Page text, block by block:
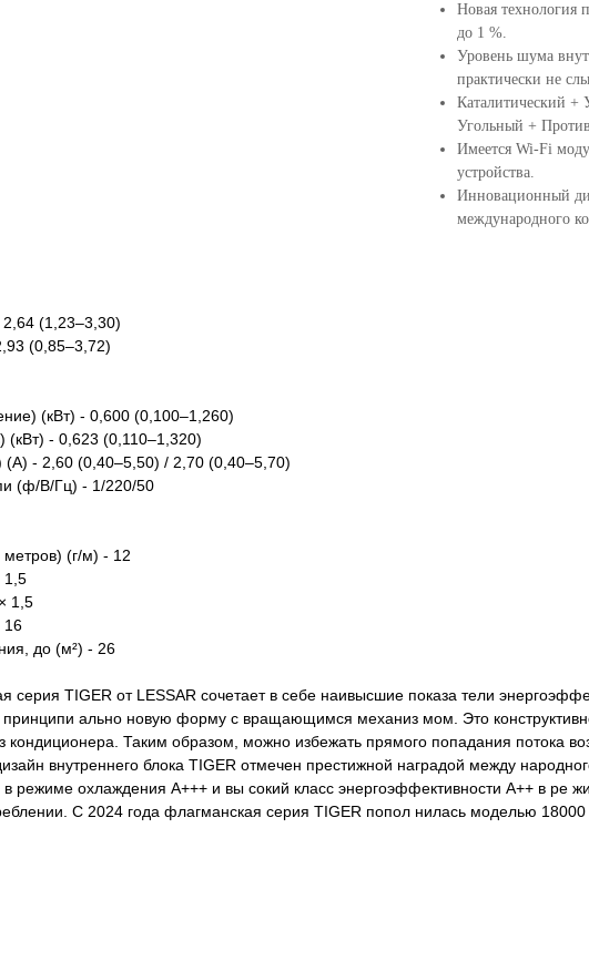
Новая технология
до 1 %.
Уровень шума
практически не
Каталитический +
Угольный +
Имеется Wi-Fi
устройства.
Инновационный
международного
2,64 (1,23–3,30)
(0,85–3,72)
(кВт) - 0,600 (0,100–1,260)
(кВт) - 0,623 (0,110–1,320)
(А) - 2,60 (0,40–5,50) / 2,70 (0,40–5,70)
(ф/В/Гц) - 1/220/50
(г/м) - 12
1,5
1,5
16
до (м²) - 26
серия TIGER от LESSAR сочетает в себе наивысшие показа тели
ально новую форму с вращающимся механиз мом. Это
кондиционера. Таким образом, можно избежать прямого попадания потока
внутреннего блока TIGER отмечен престижной наградой между
в режиме охлаждения A+++ и вы сокий класс энергоэффективности A++ в ре
С 2024 года флагманская серия TIGER попол нилась моделью 18000